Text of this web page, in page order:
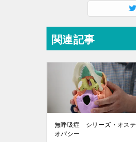
関連記事
無呼吸症 シリーズ・オステ
オパシー